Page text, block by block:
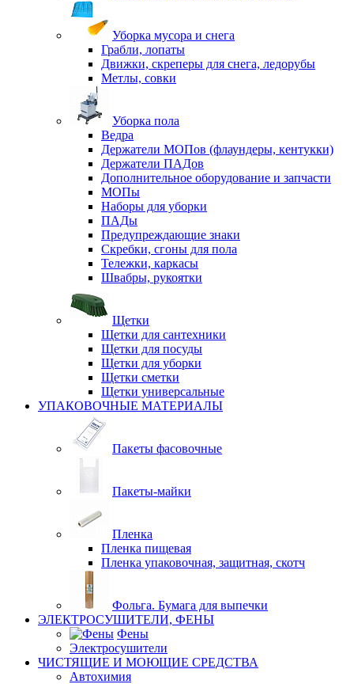
Уборка мусора и снега
Грабли, лопаты
Движки, скреперы для снега, ледорубы
Метлы, совки
Уборка пола
Ведра
Держатели МОПов (флаундеры, кентукки)
Держатели ПАДов
Дополнительное оборудование и запчасти
МОПы
Наборы для уборки
ПАДы
Предупреждающие знаки
Скребки, сгоны для пола
Тележки, каркасы
Швабры, рукоятки
Щетки
Щетки для сантехники
Щетки для посуды
Щетки для уборки
Щетки сметки
Щетки универсальные
УПАКОВОЧНЫЕ МАТЕРИАЛЫ
Пакеты фасовочные
Пакеты-майки
Пленка
Пленка пищевая
Пленка упаковочная, защитная, скотч
Фольга. Бумага для выпечки
ЭЛЕКТРОСУШИТЕЛИ, ФЕНЫ
Фены
Электросушители
ЧИСТЯЩИЕ И МОЮЩИЕ СРЕДСТВА
Автохимия